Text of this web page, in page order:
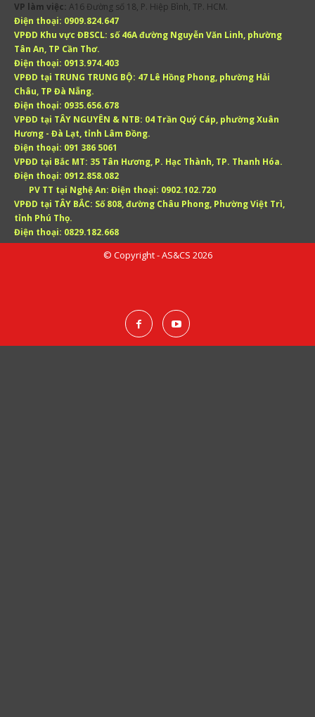
VP làm việc: A16 Đường số 18, P. Hiệp Bình, TP. HCM.
Điện thoại: 0909.824.647
VPĐD Khu vực ĐBSCL: số 46A đường Nguyễn Văn Linh, phường
Tân An, TP Cần Thơ.
Điện thoại: 0913.974.403
VPĐD tại TRUNG TRUNG BỘ: 47 Lê Hồng Phong, phường Hải
Châu, TP Đà Nẵng.
Điện thoại: 0935.656.678
VPĐD tại TÂY NGUYÊN & NTB: 04 Trần Quý Cáp, phường Xuân
Hương - Đà Lạt, tỉnh Lâm Đồng.
Điện thoại: 091 386 5061
VPĐD tại Bắc MT: 35 Tân Hương, P. Hạc Thành, TP. Thanh Hóa.
Điện thoại: 0912.858.082
PV TT tại Nghệ An: Điện thoại: 0902.102.720
VPĐD tại TÂY BẮC: Số 808, đường Châu Phong, Phường Việt Trì,
tỉnh Phú Thọ.
Điện thoại: 0829.182.668
© Copyright - AS&CS 2026